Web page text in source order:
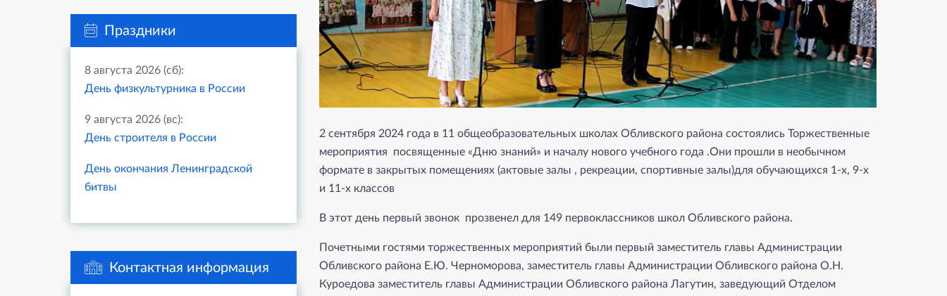
Праздники
8 августа 2026 (сб):
День физкультурника в России
9 августа 2026 (вс):
День строителя в России
День окончания Ленинградской
битвы
Контактная информация
2 сентября 2024 года в 11 общеобразовательных школах Обливского района состоялись Торжественные
мероприятия посвященные «Дню знаний» и началу нового учебного года .Они прошли в необычном
формате в закрытых помещениях (актовые залы , рекреации, спортивные залы)для обучающихся 1-х, 9-х
и 11-х классов
В этот день первый звонок прозвенел для 149 первоклассников школ Обливского района.
Почетными гостями торжественных мероприятий были первый заместитель главы Администрации
Обливского района Е.Ю. Черноморова, заместитель главы Администрации Обливского района О.Н.
Куроедова заместитель главы Администрации Обливского района Лагутин, заведующий Отделом